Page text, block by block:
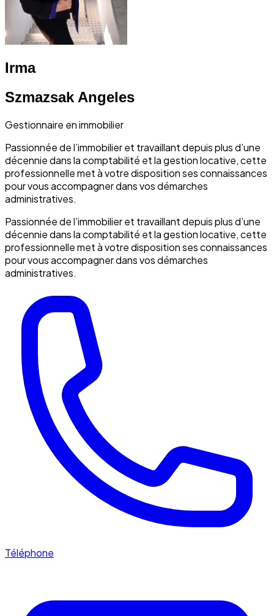
Irma
Szmazsak Angeles
Gestionnaire en immobilier
Passionnée de l’immobilier et travaillant depuis plus d’une
décennie dans la comptabilité et la gestion locative, cette
professionnelle met à votre disposition ses connaissances
pour vous accompagner dans vos démarches
administratives.
Passionnée de l’immobilier et travaillant depuis plus d’une
décennie dans la comptabilité et la gestion locative, cette
professionnelle met à votre disposition ses connaissances
pour vous accompagner dans vos démarches
administratives.
Téléphone